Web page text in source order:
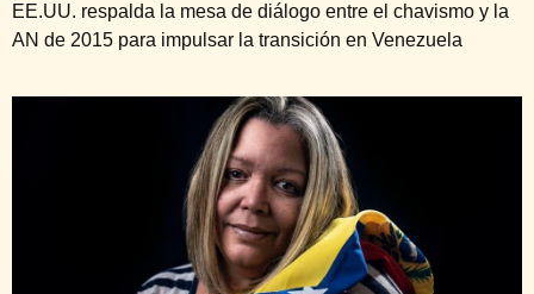
EE.UU. respalda la mesa de diálogo entre el chavismo y la
AN de 2015 para impulsar la transición en Venezuela